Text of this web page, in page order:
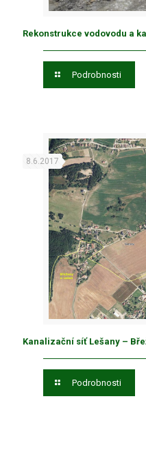
Rekonstrukce vodovodu a
Podrobnosti
8.6.2017
Kanalizační síť Lešany –
Podrobnosti